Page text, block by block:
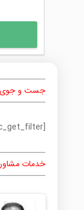
جست و جوی
[prdctfltr_sc_get_filter]
خدمات